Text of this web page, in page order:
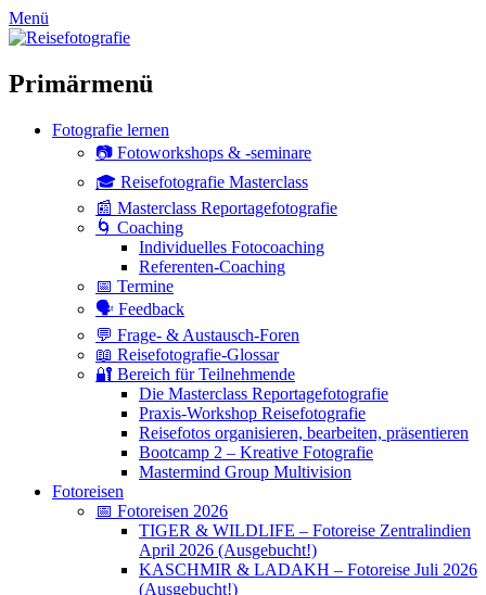
zum
Inhalt
Menü
Primärmenü
Fotografie lernen
📷 Fotoworkshops & -seminare
🎓 Reisefotografie Masterclass
📰 Masterclass Reportagefotografie
🌀 Coaching
Individuelles Fotocoaching
Referenten-Coaching
📅 Termine
🗣 Feedback
💬 Frage- & Austausch-Foren
📖 Reisefotografie-Glossar
🔐 Bereich für Teilnehmende
Die Masterclass Reportagefotografie
Praxis-Workshop Reisefotografie
Reisefotos organisieren, bearbeiten, präsentieren
Bootcamp 2 – Kreative Fotografie
Mastermind Group Multivision
Fotoreisen
📅 Fotoreisen 2026
TIGER & WILDLIFE – Fotoreise Zentralindien
April 2026 (Ausgebucht!)
KASCHMIR & LADAKH – Fotoreise Juli 2026
(Ausgebucht!)